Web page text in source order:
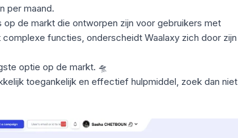
per maand.
de markt die ontworpen zijn voor gebruikers met
functies, onderscheidt Waalaxy zich door zijn
optie op de markt. 🛸
toegankelijk en effectief hulpmiddel, zoek dan niet